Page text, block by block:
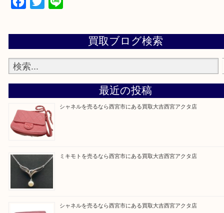
上記地域にない場合も、ご相談下さい。
※品数が多い時・外出できない時・重い時、まとめ
しい時などにご利用下さいませ。
『大吉西宮アクタ店に来てよかった！』
と思って頂けるよう 精一杯のご案内をいたします
皆様のご来店を従業員一同、心からお待ちしており
Facebook
Twitter
Line